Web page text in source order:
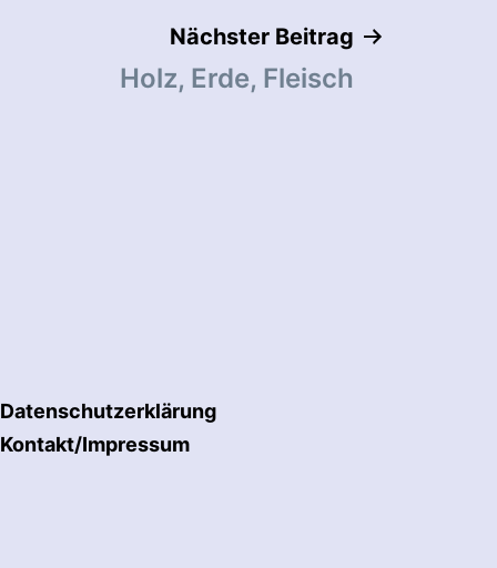
Nächster Beitrag
Holz, Erde, Fleisch
Datenschutzerklärung
Kontakt/Impressum